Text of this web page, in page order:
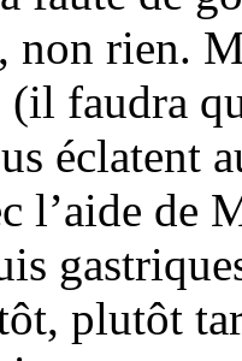
rien.
faudra
éclatent
l’aide de
plutôt